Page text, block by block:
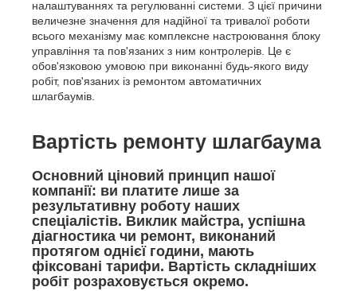
налаштуваннях та регулюванні системи. З цієї причини
величезне значення для надійної та тривалої роботи
всього механізму має комплексне настроювання блоку
управління та пов'язаних з ним контролерів. Це є
обов'язковою умовою при виконанні будь-якого виду
робіт, пов'язаних із ремонтом автоматичних
шлагбаумів.
Вартість ремонту шлагбаума
Основний ціновий принцип нашої
компанії: ви платите лише за
результативну роботу наших
спеціалістів. Виклик майстра, успішна
діагностика чи ремонт, виконаний
протягом однієї години, мають
фіксовані тарифи. Вартість складніших
робіт розраховується окремо.